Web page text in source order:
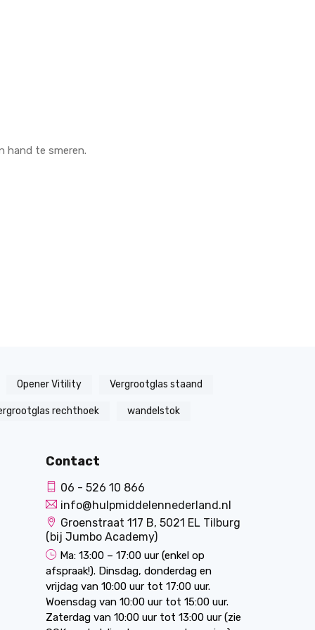
hand te smeren.
Opener Vitility Vergrootglas staand
rechthoek wandelstok
Contact
06 - 526 10 866
info@hulpmiddelennederland.nl
Groenstraat 117 B, 5021 EL Tilburg
(bij Jumbo Academy)
Ma: 13:00 – 17:00 uur (enkel op
afspraak!). Dinsdag, donderdag en
vrijdag van 10:00 uur tot 17:00 uur.
Woensdag van 10:00 uur tot 15:00 uur.
Zaterdag van 10:00 uur tot 13:00 uur (zie